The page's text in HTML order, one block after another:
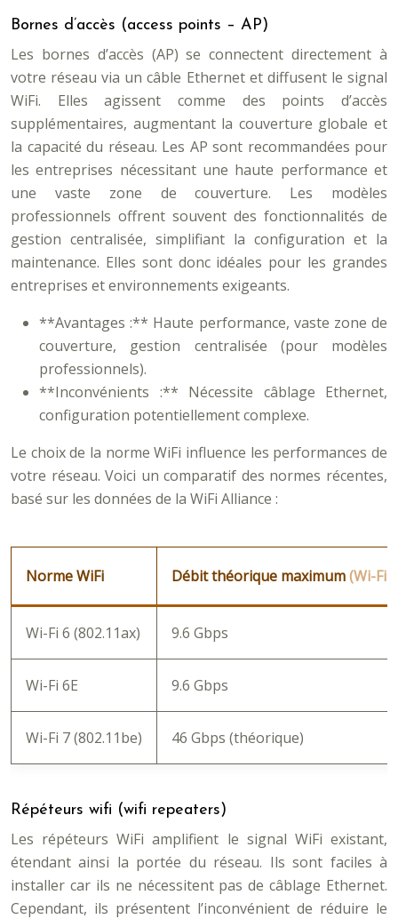
Bornes d’accès (access points – AP)
Les bornes d’accès (AP) se connectent directement à
votre réseau via un câble Ethernet et diffusent le signal
WiFi. Elles agissent comme des points d’accès
supplémentaires, augmentant la couverture globale et
la capacité du réseau. Les AP sont recommandées pour
les entreprises nécessitant une haute performance et
une vaste zone de couverture. Les modèles
professionnels offrent souvent des fonctionnalités de
gestion centralisée, simplifiant la configuration et la
maintenance. Elles sont donc idéales pour les grandes
entreprises et environnements exigeants.
**Avantages :** Haute performance, vaste zone de
couverture, gestion centralisée (pour modèles
professionnels).
**Inconvénients :** Nécessite câblage Ethernet,
configuration potentiellement complexe.
Le choix de la norme WiFi influence les performances de
votre réseau. Voici un comparatif des normes récentes,
basé sur les données de la WiFi Alliance :
Norme WiFi Débit théorique maximum(Wi-Fi
Wi-Fi 6 (802.11ax) 9.6 Gbps
Wi-Fi 6E 9.6 Gbps
Wi-Fi 7 (802.11be) 46 Gbps (théorique)
Répéteurs wifi (wifi repeaters)
Les répéteurs WiFi amplifient le signal WiFi existant,
étendant ainsi la portée du réseau. Ils sont faciles à
installer car ils ne nécessitent pas de câblage Ethernet.
Cependant, ils présentent l’inconvénient de réduire le